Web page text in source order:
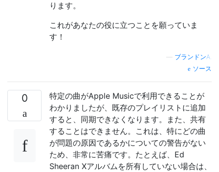
ります。
これがあなたの役に立つことを願っていま
す！
ブランドンA.
ソース
0
特定の曲がApple Musicで利用できることが
わかりましたが、既存のプレイリストに追加
すると、同期できなくなります。また、共有
することはできません。これは、特にどの曲
が問題の原因であるかについての警告がない
ため、非常に苦痛です。たとえば、Ed
Sheeran Xアルバムを所有していない場合は、